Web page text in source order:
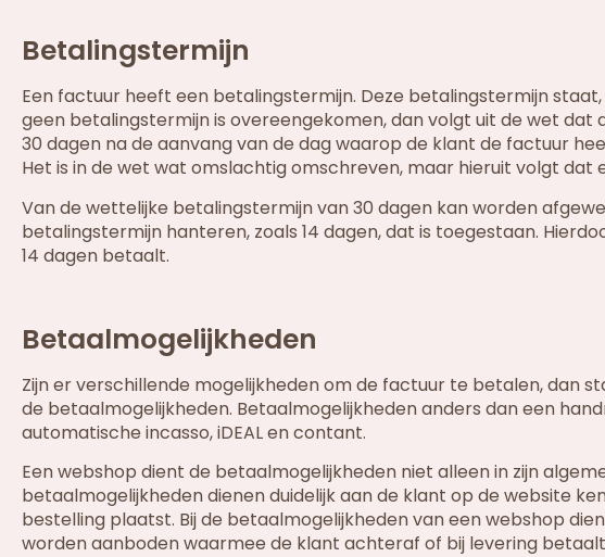
Betalingstermijn
Een factuur heeft een betalingstermijn. Deze betalingstermijn
geen betalingstermijn is overeengekomen, dan volgt uit de wet
30 dagen na de aanvang van de dag waarop de klant de factuur
Het is in de wet wat omslachtig omschreven, maar hieruit volgt
Van de wettelijke betalingstermijn van 30 dagen kan worden
betalingstermijn hanteren, zoals 14 dagen, dat is toegestaan.
14 dagen betaalt.
Betaalmogelijkheden
Zijn er verschillende mogelijkheden om de factuur te betalen, dan
de betaalmogelijkheden. Betaalmogelijkheden anders dan een
automatische incasso, iDEAL en contant.
Een webshop dient de betaalmogelijkheden niet alleen in zijn
betaalmogelijkheden dienen duidelijk aan de klant op de website
bestelling plaatst. Bij de betaalmogelijkheden van een webshop
worden aanboden waarmee de klant achteraf of bij levering